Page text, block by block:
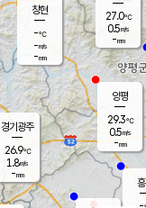
경기광주
26.9℃
1.8m/s
-mm
27.0℃
0.5m/s
-mm
창현
-℃
-m/s
-mm
양평
29.3℃
0.5m/s
-mm